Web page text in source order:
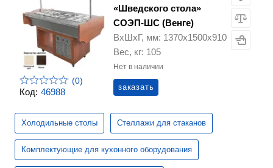
Код: 46988
(0)
«Шведского стола»
СОЭП-ШС (Венге)
ВхШхГ, мм: 1370х1500х910
Вес, кг: 105
Нет в наличии
заказать
Холодильные столы Стеллажи для стаканов
Комплектующие для кухонного оборудования